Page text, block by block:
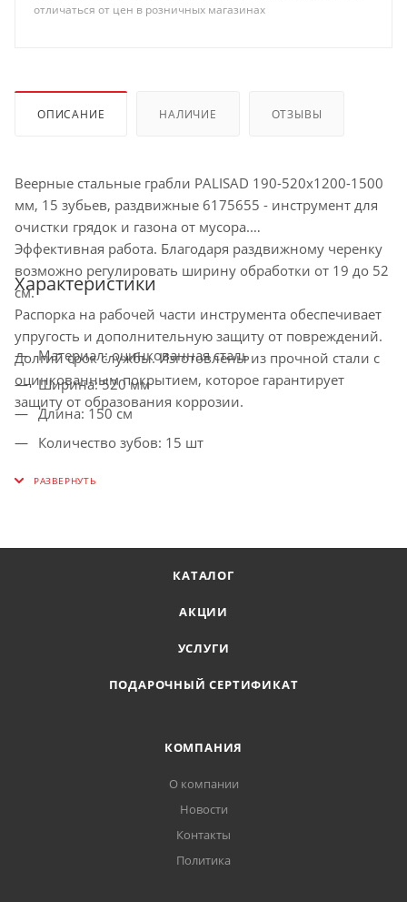
отличаться от цен в розничных магазинах
ОПИСАНИЕ НАЛИЧИЕ ОТЗЫВЫ
Веерные стальные грабли PALISAD 190-520х1200-1500
мм, 15 зубьев, раздвижные 6175655 - инструмент для
очистки грядок и газона от мусора.
Эффективная работа. Благодаря раздвижному черенку
возможно регулировать ширину обработки от 19 до 52
см.
Распорка на рабочей части инструмента обеспечивает
упругость и дополнительную защиту от повреждений.
Долгий срок службы. Изготовлены из прочной стали с
оцинкованным покрытием, которое гарантирует
защиту от образования коррозии.
Характеристики
Материал: оцинкованная сталь
Ширина: 520 мм
Длина: 150 см
Количество зубов: 15 шт
КАТАЛОГ
АКЦИИ
УСЛУГИ
ПОДАРОЧНЫЙ СЕРТИФИКАТ
КОМПАНИЯ
О компании
Новости
Контакты
Политика